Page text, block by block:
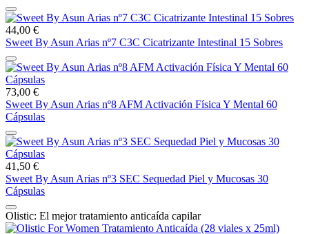
44,00 €
Sweet By Asun Arias nº7 C3C Cicatrizante Intestinal 15 Sobres
73,00 €
Sweet By Asun Arias nº8 AFM Activación Física Y Mental 60
Cápsulas
41,50 €
Sweet By Asun Arias nº3 SEC Sequedad Piel y Mucosas 30
Cápsulas
Olistic: El mejor tratamiento anticaída capilar